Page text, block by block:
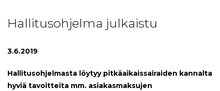
Hallitusohjelma julkaistu
3.6.2019
Hallitusohjelmasta löytyy pitkäaikaissairaiden kannalta
hyviä tavoitteita mm. asiakasmaksujen